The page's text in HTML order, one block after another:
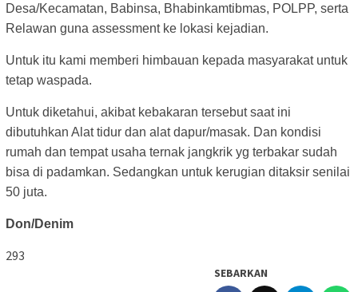
Desa/Kecamatan, Babinsa, Bhabinkamtibmas, POLPP, serta
Relawan guna assessment ke lokasi kejadian.
Untuk itu kami memberi himbauan kepada masyarakat untuk
tetap waspada.
Untuk diketahui, akibat kebakaran tersebut saat ini
dibutuhkan Alat tidur dan alat dapur/masak. Dan kondisi
rumah dan tempat usaha ternak jangkrik yg terbakar sudah
bisa di padamkan. Sedangkan untuk kerugian ditaksir senilai
50 juta.
Don/Denim
293
SEBARKAN